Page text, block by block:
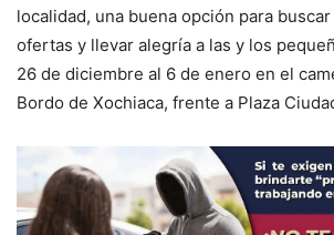
localidad, una buena opción para
ofertas y llevar alegría a las y los
26 de diciembre al 6 de enero en el
Bordo de Xochiaca, frente a Plaza